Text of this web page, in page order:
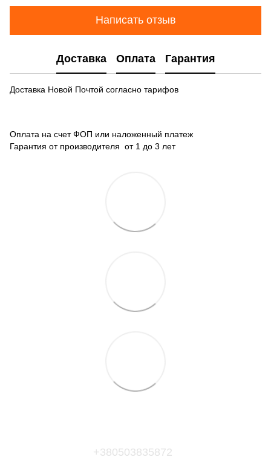
Написать отзыв
Доставка Оплата Гарантия
Доставка Новой Почтой согласно тарифов
Оплата на счет ФОП или наложенный платеж
Гарантия от производителя от 1 до 3 лет
+380503835872